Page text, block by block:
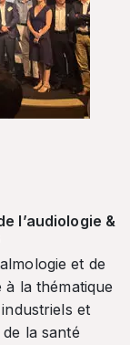
l’audiologie &
et de
à la thématique
et
la santé